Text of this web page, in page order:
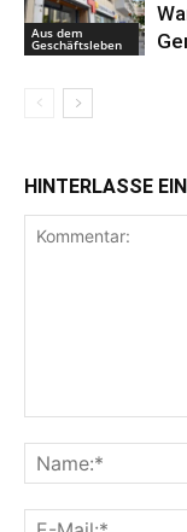
Aus dem
Geschäftsleben
HINTERLASSE